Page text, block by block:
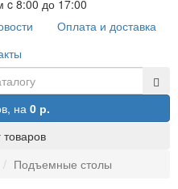
c 8:00 до 17:00
Оплата и доставка
на 0 р.
товаров
Подъемные столы